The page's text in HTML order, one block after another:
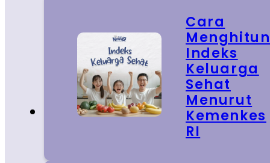
Cara
Indeks
Keluarga
Sehat
Menurut
Kemenkes
RI